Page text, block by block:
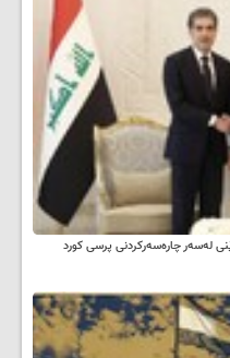
له‌سه‌ر چاره‌سه‌ركردنی پرسی كورد